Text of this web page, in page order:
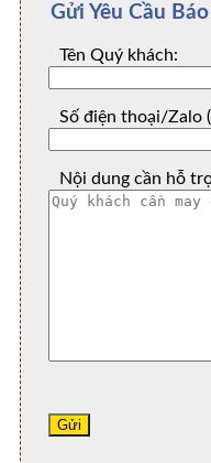
Gửi Yêu Cầu
Tên Quý khách:
Số điện thoại/Zalo
Nội dung cần hỗ